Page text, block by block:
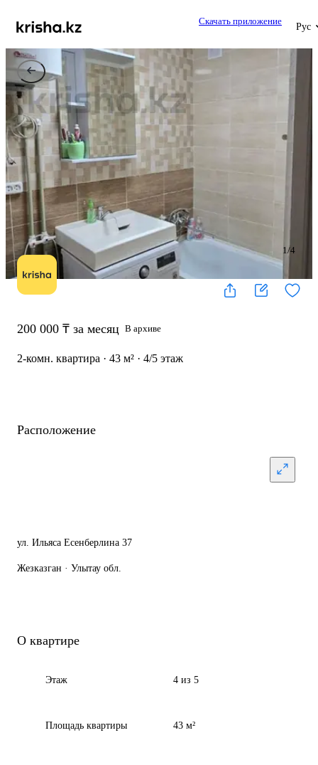
Скачать приложение
Рус
1/4
200 000 ₸ за месяц В архиве
2-комн. квартира · 43 м² · 4/5 этаж
Расположение
ул. Ильяса Есенберлина 37
Жезказган · Улытау обл.
О квартире
Этаж 4 из 5
Площадь квартиры 43 м²